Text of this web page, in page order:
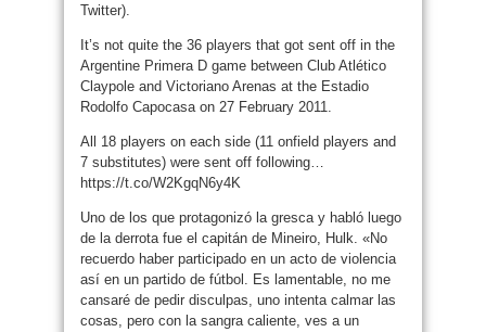
Twitter).
It’s not quite the 36 players that got sent off in the
Argentine Primera D game between Club Atlético
Claypole and Victoriano Arenas at the Estadio
Rodolfo Capocasa on 27 February 2011.
All 18 players on each side (11 onfield players and
7 substitutes) were sent off following…
https://t.co/W2KgqN6y4K
Uno de los que protagonizó la gresca y habló luego
de la derrota fue el capitán de Mineiro, Hulk. «No
recuerdo haber participado en un acto de violencia
así en un partido de fútbol. Es lamentable, no me
cansaré de pedir disculpas, uno intenta calmar las
cosas, pero con la sangra caliente, ves a un